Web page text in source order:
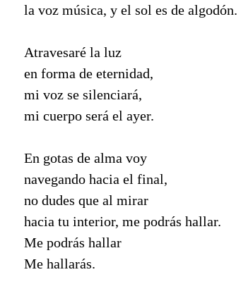
la voz música, y el sol es de algodón.
Atravesaré la luz
en forma de eternidad,
mi voz se silenciará,
mi cuerpo será el ayer.
En gotas de alma voy
navegando hacia el final,
no dudes que al mirar
hacia tu interior, me podrás hallar.
Me podrás hallar
Me hallarás.